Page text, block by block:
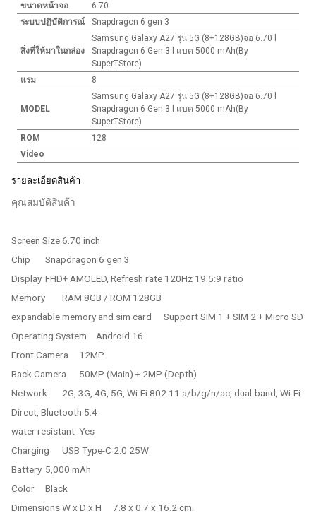
ขนาดหน้าจอ
6.70
ระบบปฏิบัติการณ์
Snapdragon 6 gen 3
สิ่งที่ให้มาในกล่อง
Samsung Galaxy A27 รุ่น 5G (8+128GB)จอ 6.70 l
Snapdragon 6 Gen 3 l แบต 5000 mAh(By
SuperTStore)
แรม
8
MODEL
Samsung Galaxy A27 รุ่น 5G (8+128GB)จอ 6.70 l
Snapdragon 6 Gen 3 l แบต 5000 mAh(By
SuperTStore)
ROM
128
Video
รายละเอียดสินค้า
คุณสมบัติสินค้า
Screen Size6.70 inch
Chip
Snapdragon 6 gen 3
Display FHD+ AMOLED, Refresh rate 120Hz 19.5:9 ratio
Memory
RAM 8GB / ROM 128GB
expandable memory and sim card
Support SIM 1 + SIM 2 + Micro SD
Operating System
Android 16
Front Camera
12MP
Back Camera
50MP (Main) + 2MP (Depth)
Network
2G, 3G, 4G, 5G, Wi-Fi 802.11 a/b/g/n/ac, dual-band, Wi-Fi
Direct, Bluetooth 5.4
water resistant Yes
Charging
USB Type-C 2.0 25W
Battery 5,000 mAh
Color
Black
Dimensions W x D x H
7.8 x 0.7 x 16.2 cm.